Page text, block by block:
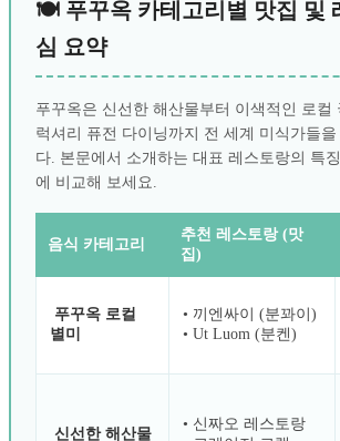
🍽️ 푸꾸옥 카테고리별 맛집 및
심 요약
푸꾸옥은 신선한 해산물부터 이색적인 로컬
럭셔리 퓨전 다이닝까지 전 세계 미식가들을
다. 본문에서 소개하는 대표 레스토랑의 특
에 비교해 보세요.
음식 카테고리
추천 레스토랑 (맛
집)
푸꾸옥 로컬
별미
• 끼엔싸이 (분꽈이)
• Ut Luom (분켄)
신선한 해산물
• 신짜오 레스토랑